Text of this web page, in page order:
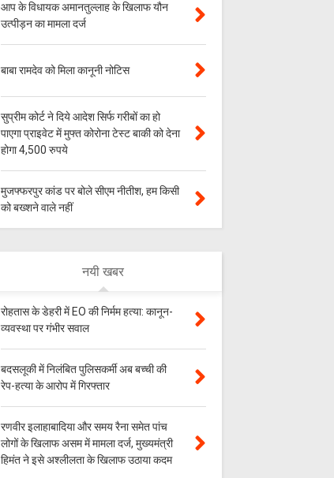
आप के विधायक अमानतुल्लाह के खिलाफ यौन
उत्पीड़न का मामला दर्ज
बाबा रामदेव को मिला कानूनी नोटिस
सुप्रीम कोर्ट ने दिये आदेश सिर्फ गरीबों का हो
पाएगा प्राइवेट में मुफ्त कोरोना टेस्ट बाकी को देना
होगा 4,500 रुपये
मुजफ्फरपुर कांड पर बोले सीएम नीतीश, हम किसी
को बख्शने वाले नहीं
नयी खबर
रोहतास के डेहरी में EO की निर्मम हत्या: कानून-
व्यवस्था पर गंभीर सवाल
बदसलूकी में निलंबित पुलिसकर्मी अब बच्ची की
रेप-हत्या के आरोप में गिरफ्तार
रणवीर इलाहाबादिया और समय रैना समेत पांच
लोगों के खिलाफ असम में मामला दर्ज, मुख्यमंत्री
हिमंत ने इसे अश्लीलता के खिलाफ उठाया कदम